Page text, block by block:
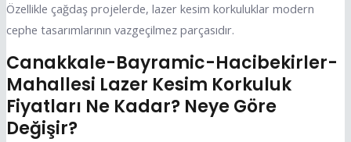
Özellikle çağdaş projelerde, lazer kesim korkuluklar modern
cephe tasarımlarının vazgeçilmez parçasıdır.
Canakkale-Bayramic-Hacibekirler-
Mahallesi Lazer Kesim Korkuluk
Fiyatları Ne Kadar? Neye Göre
Değişir?